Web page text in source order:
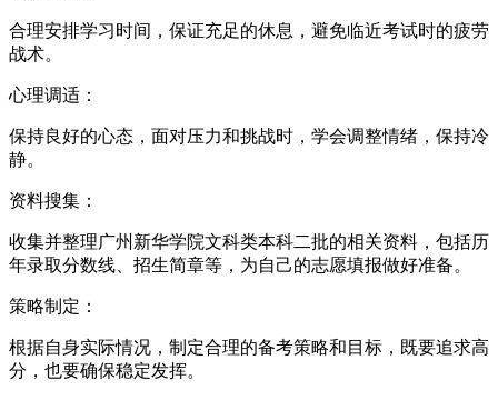
合理安排学习时间，保证充足的休息，避免临近考试时的疲劳
战术。
心理调适：
保持良好的心态，面对压力和挑战时，学会调整情绪，保持冷
静。
资料搜集：
收集并整理广州新华学院文科类本科二批的相关资料，包括历
年录取分数线、招生简章等，为自己的志愿填报做好准备。
策略制定：
根据自身实际情况，制定合理的备考策略和目标，既要追求高
分，也要确保稳定发挥。